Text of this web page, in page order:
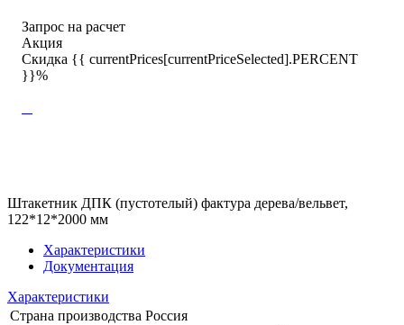
Запрос на расчет
Акция
Скидка {{ currentPrices[currentPriceSelected].PERCENT
}}%
Штакетник ДПК (пустотелый) фактура дерева/вельвет,
122*12*2000 мм
Характеристики
Документация
Характеристики
Страна производства Россия